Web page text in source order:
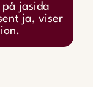
på jasida
ja, viser